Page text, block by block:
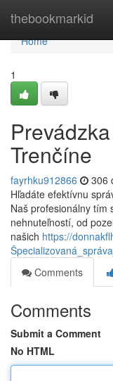
thebookmarkid
Home
Home
1
Trenčíne
fayrhku912866 306
Hľadáte efektívnu
Naš profesionálny tím
nehnuteľností, od
našich https://
Comments
Comments
Submit a Comment
No HTML